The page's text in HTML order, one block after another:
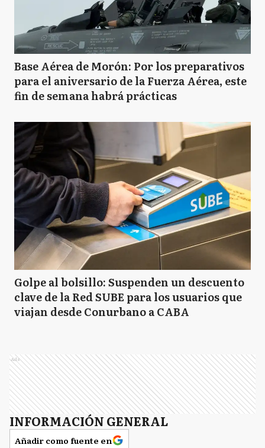
Base Aérea de Morón: Por los preparativos
para el aniversario de la Fuerza Aérea, este
fin de semana habrá prácticas
Golpe al bolsillo: Suspenden un descuento
clave de la Red SUBE para los usuarios que
viajan desde Conurbano a CABA
Ads
INFORMACIÓN GENERAL
Añadir como fuente en